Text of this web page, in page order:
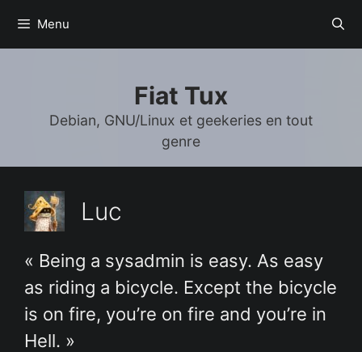
Menu
Fiat Tux
Debian, GNU/Linux et geekeries en tout
genre
Luc
« Being a sysadmin is easy. As easy
as riding a bicycle. Except the bicycle
is on fire, you’re on fire and you’re in
Hell. »